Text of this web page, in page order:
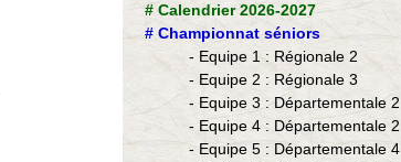
# Calendrier 2026-2027
# Championnat séniors
- Equipe 1 : Régionale 2
- Equipe 2 : Régionale 3
- Equipe 3 : Départementale 2
- Equipe 4 : Départementale 2
- Equipe 5 : Départementale 4